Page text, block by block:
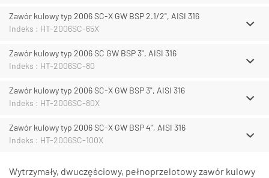
Zawór kulowy typ 2006 SC-X GW BSP 2.1/2", AISI 316
Indeks : HT-2006SC-65X
Zawór kulowy typ 2006 SC GW BSP 3", AISI 316
Indeks : HT-2006SC-80
Zawór kulowy typ 2006 SC-X GW BSP 3", AISI 316
Indeks : HT-2006SC-80X
Zawór kulowy typ 2006 SC-X GW BSP 4", AISI 316
Indeks : HT-2006SC-100X
Wytrzymały, dwuczęściowy, pełnoprzelotowy zawór kulowy